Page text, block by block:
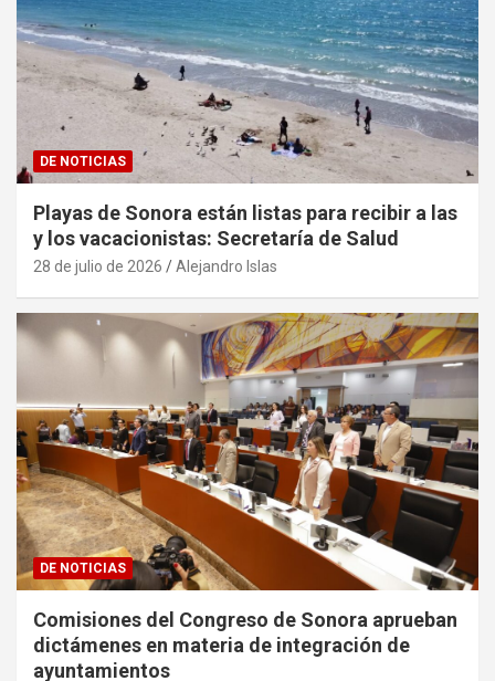
DE NOTICIAS
Playas de Sonora están listas para recibir a las
y los vacacionistas: Secretaría de Salud
28 de julio de 2026 Alejandro Islas
DE NOTICIAS
Comisiones del Congreso de Sonora aprueban
dictámenes en materia de integración de
ayuntamientos